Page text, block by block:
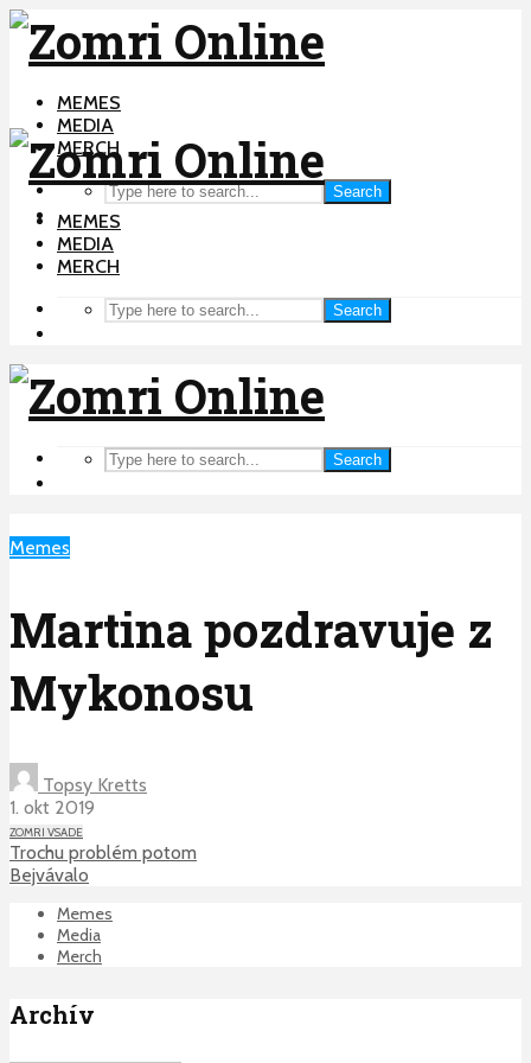
MEMES
MEDIA
MERCH
Search
MEMES
MEDIA
MERCH
Search
Search
Memes
Martina pozdravuje z
Mykonosu
Topsy Kretts
1. okt 2019
ZOMRI VSADE
Trochu problém potom
Bejvávalo
Memes
Media
Merch
Archív